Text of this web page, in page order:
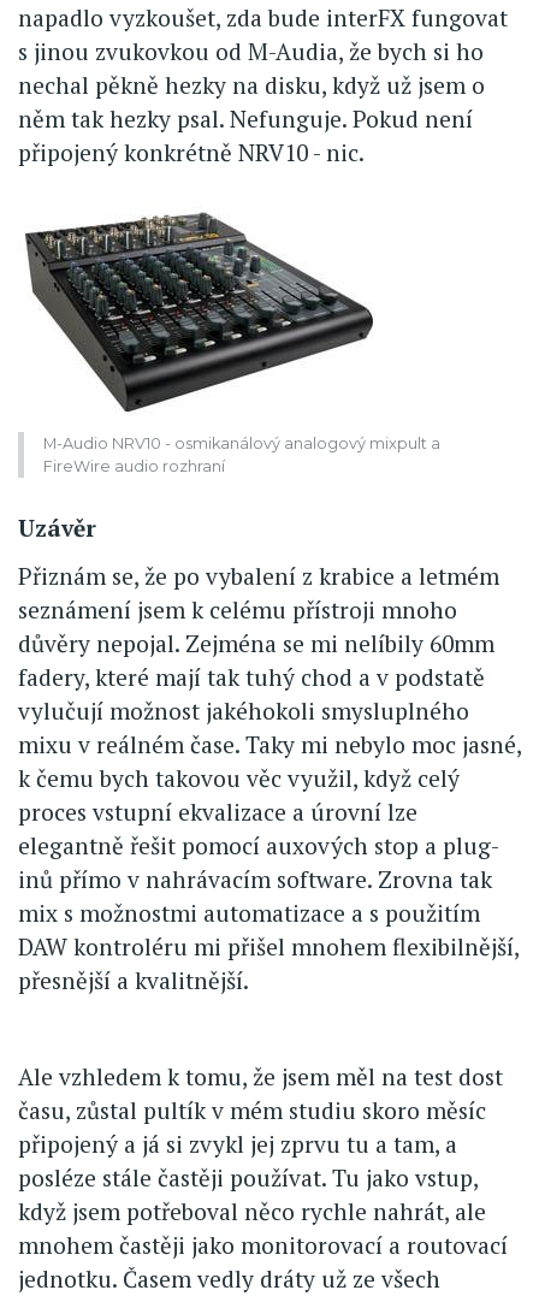
napadlo vyzkoušet, zda bude interFX fungovat
s jinou zvukovkou od M-Audia, že bych si ho
nechal pěkně hezky na disku, když už jsem o
něm tak hezky psal. Nefunguje. Pokud není
připojený konkrétně NRV10 - nic.
M-Audio NRV10 - osmikanálový analogový mixpult a
FireWire audio rozhraní
Uzávěr
Přiznám se, že po vybalení z krabice a letmém
seznámení jsem k celému přístroji mnoho
důvěry nepojal. Zejména se mi nelíbily 60mm
fadery, které mají tak tuhý chod a v podstatě
vylučují možnost jakéhokoli smysluplného
mixu v reálném čase. Taky mi nebylo moc jasné,
k čemu bych takovou věc využil, když celý
proces vstupní ekvalizace a úrovní lze
elegantně řešit pomocí auxových stop a plug-
inů přímo v nahrávacím software. Zrovna tak
mix s možnostmi automatizace a s použitím
DAW kontroléru mi přišel mnohem flexibilnější,
přesnější a kvalitnější.
Ale vzhledem k tomu, že jsem měl na test dost
času, zůstal pultík v mém studiu skoro měsíc
připojený a já si zvykl jej zprvu tu a tam, a
posléze stále častěji používat. Tu jako vstup,
když jsem potřeboval něco rychle nahrát, ale
mnohem častěji jako monitorovací a routovací
jednotku. Časem vedly dráty už ze všech